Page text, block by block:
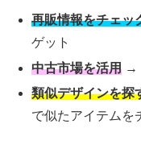
再販情報をチェッ
ゲット
中古市場を活用 →
類似デザインを探
で似たアイテムを